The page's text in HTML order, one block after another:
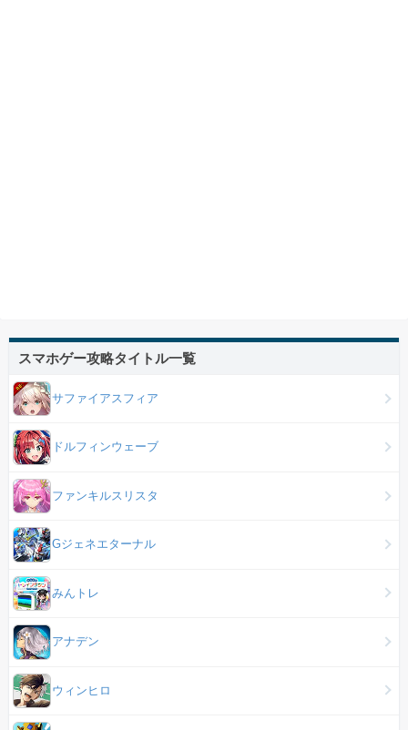
スマホゲー攻略タイトル一覧
サファイアスフィア
ドルフィンウェーブ
ファンキルスリスタ
Gジェネエターナル
みんトレ
アナデン
ウィンヒロ